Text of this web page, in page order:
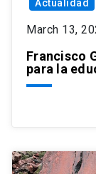
Actualidad
March 13,
Francisco
para la